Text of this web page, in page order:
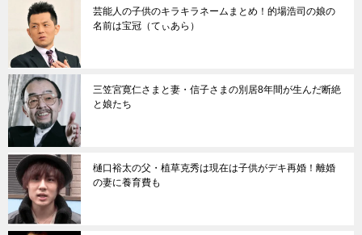
芸能人の子供のキラキラネームまとめ！的場浩司の娘の
名前は宝冠（てぃあら）
三笠宮寛仁さまと妻・信子さまの別居8年間が生んだ断絶
と娘たち
樋口裕太の父・植草克秀は現在は子供がデキ再婚！離婚
の妻に養育費も